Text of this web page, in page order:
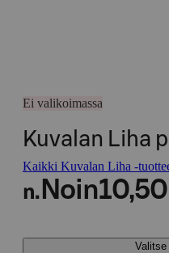
Ei valikoimassa
Kuvalan Liha
Kaikki Kuvalan Liha -
n. Noin